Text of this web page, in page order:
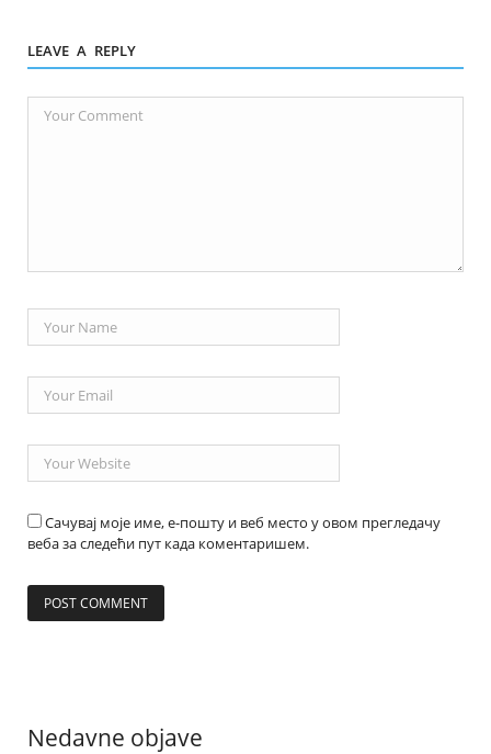
LEAVE A REPLY
Сачувај моје име, е-пошту и веб место у овом прегледачу
веба за следећи пут када коментаришем.
Nedavne objave